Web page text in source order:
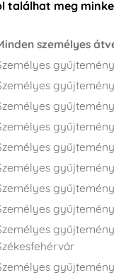
találhat meg
személyes